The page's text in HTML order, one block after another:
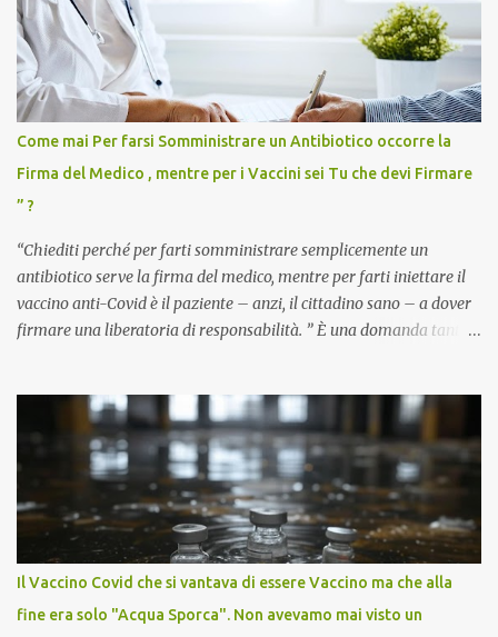
Come mai Per farsi Somministrare un Antibiotico occorre la
Firma del Medico , mentre per i Vaccini sei Tu che devi Firmare
” ?
“Chiediti perché per farti somministrare semplicemente un
antibiotico serve la firma del medico, mentre per farti iniettare il
vaccino anti-Covid è il paziente – anzi, il cittadino sano – a dover
firmare una liberatoria di responsabilità. ” È una domanda tanto
pandemia. Un interrogativo che dovrebbe scuotere chiunque abbia
ancora il coraggio di pensare con la propria testa. Per il vaccino
anti-Covid, un pro-farmaco, con autorizzazione condizionata,
sviluppato in tempi record, con tecnologie mai utilizzate prima su
larga scala, ancora oggetto di studio e di discussione
internazionale serve solo una firma. La tua. Lo si somministra
anche a persone sane, giovani, senza fattori di rischio, spesso già
serve una prescrizione. Non c’è diagnosi. Non c’è presa in carico.
Il Vaccino Covid che si vantava di essere Vaccino ma che alla
fine era solo "Acqua Sporca". Non avevamo mai visto un